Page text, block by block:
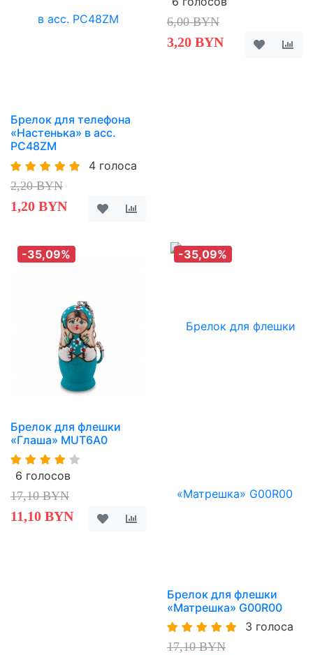
Брелок для телефона
«Настенька» в асс.
PC48ZM
4 голоса
2,20 BYN
1,20 BYN
6,00 BYN
3,20 BYN
-35,09%
Брелок для флешки
«Глаша» MUT6A0
6 голосов
17,10 BYN
11,10 BYN
-35,09%
Брелок для флешки
«Матрешка» G00R00
3 голоса
17,10 BYN